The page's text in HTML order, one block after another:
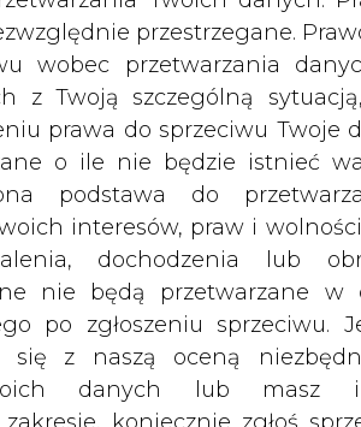
przestrzegane.
wobec przetwarzania
z Twoją szczególną
prawa do sprzeciwu Twoje
o ile nie będzie istnieć
podstawa do
interesów, praw i
dochodzenia lub
nie będą przetwarzane w
po zgłoszeniu sprzeciwu.
się z naszą oceną
danych lub masz
eksploatację
LUBZEL oraz wyznacza
SA.
wyniesie 7 791 120
Artykuł powstał bez wsparcia narzędzi sztucznej
inteligencji. Wydawca portalu CIRE zgadza się na
publikacji do szkoleń treningowych LLM.